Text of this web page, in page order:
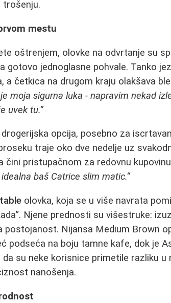
trošenju.
mestu
oštrenjem, olovke na odvrtanje su
gotovo jednoglasne pohvale. Tanko
četkica na drugom kraju olakšava
je moja sigurna luka - napravim nekad
uvek tu.“
opcija, posebno za
traje oko dve nedelje uz
čini pristupačnom za redovnu
baš Catrice slim matic.“
olovka, koja se u više navrata
Njene prednosti su višestruke:
postojanost. Nijansa Medium Brown
podseća na boju tamne kafe, dok je
su neke korisnice primetile razliku u
nanošenja.